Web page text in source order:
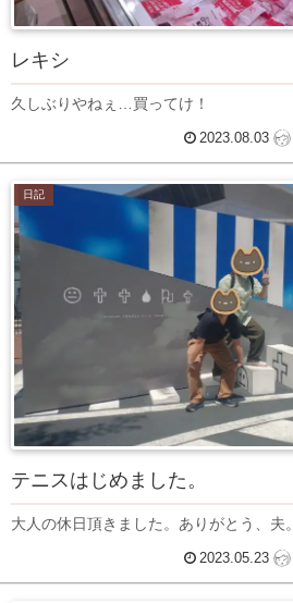
レキシ
久しぶりやねぇ…買ってけ！
2023.08.03
日記
テニスはじめました。
大人の休日頂きました。ありがとう、夫。
2023.05.23